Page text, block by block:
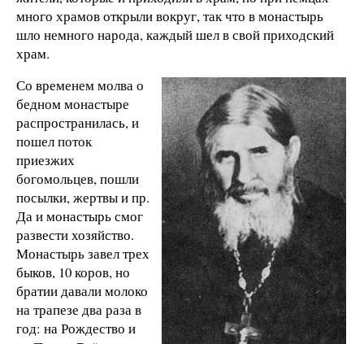
много храмов открыли вокруг, так что в монастырь
шло немного народа, каждый шел в свой приходский
храм.
Со временем молва о
бедном монастыре
распространилась, и
пошел поток
приезжих
богомольцев, пошли
посылки, жертвы и пр.
Да и монастырь смог
развести хозяйство.
Монастырь завел трех
быков, 10 коров, но
братии давали молоко
на трапезе два раза в
год: на Рождество и